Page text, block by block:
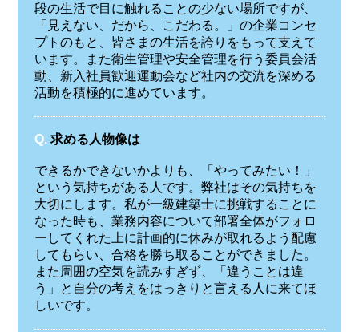
段の生活で目に触れることの少ない場所ですが、
「見えない、だから、こだわる。」の企業コンセ
プトのもと、皆さまの生活を誇りをもって支えて
います。また衛生管理や安全管理を行う委員会活
動、新入社員歓迎運動会など社内の交流を深める
活動を積極的に進めています。
Q. 求める人物像は
できるかできないかよりも、「やってみたい！」
という気持ちがある人です。弊社はその気持ちを
大切にします。私が一級建築士に挑戦することに
なった時も、業務内容について部署全体がフォロ
ーしてくれた上に計画的に休みが取れるよう配慮
してもらい、合格を勝ち取ることができました。
また周囲の空気を読みすぎず、「違うことは違
う」と自分の考えをはっきりと言える人に来てほ
しいです。